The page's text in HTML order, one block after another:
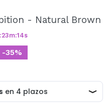
podrás realizar
el estado de tus
- Natural Brown
:23m:14s
-35%